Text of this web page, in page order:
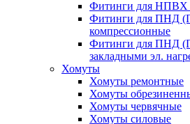
Фитинги для НПВХ
Фитинги для ПНД
компрессионные
Фитинги для ПНД
закладными эл.
Хомуты
Хомуты ремонтные
Хомуты
Хомуты червячные
Хомуты силовые